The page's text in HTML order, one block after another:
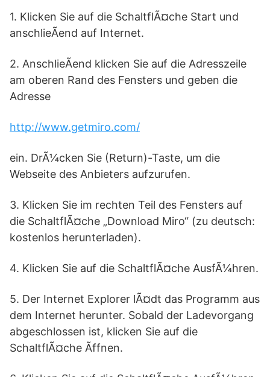
1. Klicken Sie auf die SchaltflÃ¤che Start und
anschlieÃend auf Internet.
2. AnschlieÃend klicken Sie auf die Adresszeile
am oberen Rand des Fensters und geben die
Adresse
http://www.getmiro.com/
ein. DrÃ¼cken Sie (Return)-Taste, um die
Webseite des Anbieters aufzurufen.
3. Klicken Sie im rechten Teil des Fensters auf
die SchaltflÃ¤che „Download Miro“ (zu deutsch:
kostenlos herunterladen).
4. Klicken Sie auf die SchaltflÃ¤che AusfÃ¼hren.
5. Der Internet Explorer lÃ¤dt das Programm aus
dem Internet herunter. Sobald der Ladevorgang
abgeschlossen ist, klicken Sie auf die
SchaltflÃ¤che Ãffnen.